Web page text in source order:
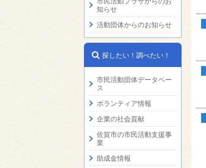
知らせ
活動団体からのお知らせ
探したい！調べたい！
市民活動団体データベー
ス
ボランティア情報
企業の社会貢献
佐賀市の市民活動支援事
業
助成金情報